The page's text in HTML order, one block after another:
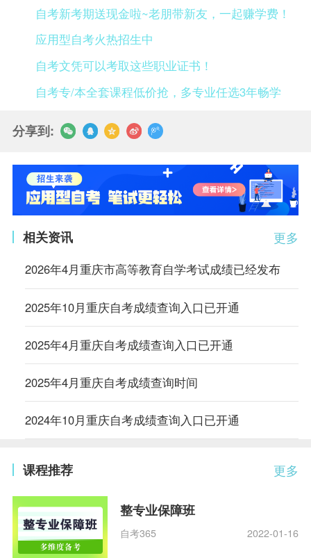
自考新考期送现金啦~老朋带新友，一起赚学费！
应用型自考火热招生中
自考文凭可以考取这些职业证书！
自考专/本全套课程低价抢，多专业任选3年畅学
分享到:
更多
相关资讯
2026年4月重庆市高等教育自学考试成绩已经发布
2025年10月重庆自考成绩查询入口已开通
2025年4月重庆自考成绩查询入口已开通
2025年4月重庆自考成绩查询时间
2024年10月重庆自考成绩查询入口已开通
更多
课程推荐
整专业保障班
自考365 2022-01-16